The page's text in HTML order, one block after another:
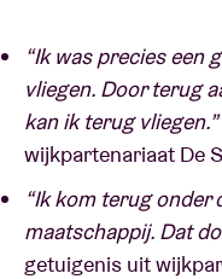
“Ik was precies een
vliegen. Door terug
kan ik terug vliegen.”
wijkpartenariaat De
“Ik kom terug onder
maatschappij. Dat
getuigenis uit